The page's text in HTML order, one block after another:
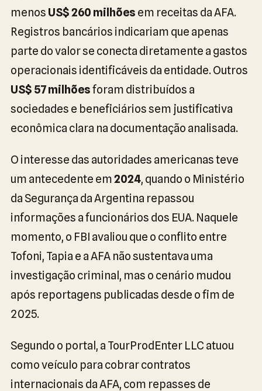
menos US$ 260 milhões em receitas da AFA.
Registros bancários indicariam que apenas
parte do valor se conecta diretamente a gastos
operacionais identificáveis da entidade. Outros
US$ 57 milhõesforam distribuídos a
sociedades e beneficiários sem justificativa
econômica clara na documentação analisada.
O interesse das autoridades americanas teve
um antecedente em2024, quando o Ministério
da Segurança da Argentina repassou
informações a funcionários dos EUA. Naquele
momento, o FBI avaliou que o conflito entre
Tofoni, Tapia e a AFA não sustentava uma
investigação criminal, mas o cenário mudou
após reportagens publicadas desde o fim de
2025.
Segundo o portal, a TourProdEnter LLC atuou
como veículo para cobrar contratos
internacionais da AFA, com repasses de